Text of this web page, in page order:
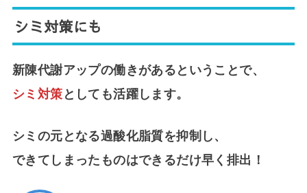
シミ対策にも
新陳代謝アップの働きがあるということで、
シミ対策 としても活躍します。
シミの元となる過酸化脂質を抑制し、
できてしまったものはできるだけ早く排出！